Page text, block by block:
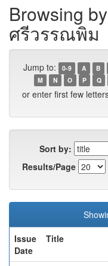
Browsing
ศรีวรรณพิม
Jump to: 0-9 A B
M
N O P Q
or enter first few
Sort by:
Results/Page
Issue
Date
Title